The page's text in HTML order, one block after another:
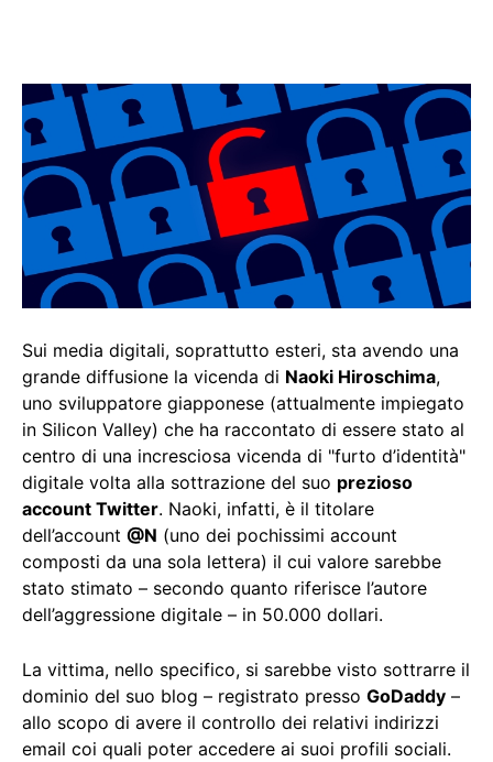
Sui media digitali, soprattutto esteri, sta avendo una
grande diffusione la vicenda di Naoki Hiroschima,
uno sviluppatore giapponese (attualmente impiegato
in Silicon Valley) che ha raccontato di essere stato al
centro di una incresciosa vicenda di "furto d’identità"
digitale volta alla sottrazione del suo prezioso
account Twitter. Naoki, infatti, è il titolare
dell’account @N (uno dei pochissimi account
composti da una sola lettera) il cui valore sarebbe
stato stimato – secondo quanto riferisce l’autore
dell’aggressione digitale – in 50.000 dollari.
La vittima, nello specifico, si sarebbe visto sottrarre il
dominio del suo blog – registrato presso GoDaddy –
allo scopo di avere il controllo dei relativi indirizzi
email coi quali poter accedere ai suoi profili sociali.